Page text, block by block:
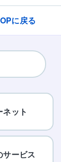
に戻る
ネット
サービス